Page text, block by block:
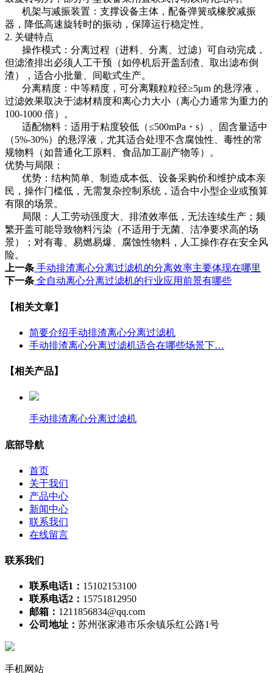
机架与减振装置：支撑设备主体，配备弹簧或橡胶减振
器，降低高速旋转时的振动，保障运行稳定性。
2. 关键特点
操作模式：分离过程（进料、分离、过滤）可自动完成，
但滤渣排出必须人工干预（如停机后开盖刮渣、取出滤布倒
渣），适合小批量、间歇式生产。
分离精度：中等精度，可分离颗粒粒径≥5μm 的悬浮液，
过滤效果取决于滤材精度和离心力大小（离心力通常为重力的
100-1000 倍）。
适配物料：适用于粘度较低（≤500mPa・s）、固含量适中
（5%-30%）的悬浮液，尤其适合处理不含腐蚀性、毒性的常
规物料（如普通化工原料、食品加工副产物等）。
优势与局限：
优势：结构简单、制造成本低、设备采购价和维护成本亲
民，操作门槛低，无需复杂控制系统，适合中小型企业或预算
有限的场景。
局限：人工劳动强度大、排渣效率低，无法连续生产；频
繁开盖可能导致物料污染（不适用于无菌、洁净要求高的场
景）；对有毒、易燃易爆、腐蚀性物料，人工操作存在安全风
险。
上一条 手动排渣离心分离过滤机的分离效率主要体现在哪里
下一条 全自动离心分离过滤机的行业应用前景有哪些
【相关文章】
简要介绍手动排渣离心分离过滤机
手动排渣离心分离过滤机适合在哪些场景下…
【相关产品】
手动排渣离心分离过滤机
底部导航
首页
关于我们
产品中心
新闻中心
联系我们
在线留言
联系我们
联系电话1： 15102153100
联系电话2： 15751812950
邮箱： 1211856834@qq.com
公司地址： 苏州张家港市乐余镇乐红公路1号
手机网站